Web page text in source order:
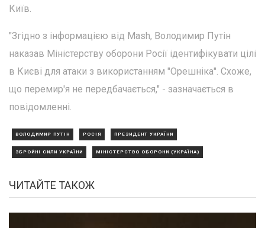
Київ.
"Згідно з інформацією від Mash, Володимир Путін
наказав Міністерству оборони Росії ідентифікувати цілі
в Києві для атаки з використанням "Орешніка". Схоже,
що перемир'я не передбачається," - зазначається в
повідомленні.
ВОЛОДИМИР ПУТІН РОСІЯ ПРЕЗИДЕНТ УКРАЇНИ
ЗБРОЙНІ СИЛИ УКРАЇНИ МІНІСТЕРСТВО ОБОРОНИ (УКРАЇНА)
ЧИТАЙТЕ ТАКОЖ